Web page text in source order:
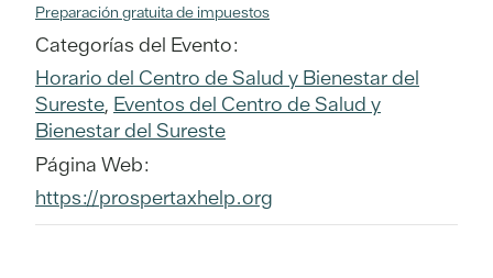
Preparación gratuita de impuestos
Categorías del Evento:
Horario del Centro de Salud y Bienestar del
Sureste, Eventos del Centro de Salud y
Bienestar del Sureste
Página Web:
https://prospertaxhelp.org